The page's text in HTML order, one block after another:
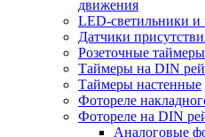
движения
LED-светильники
Датчики
Розеточные таймеры
Таймеры на DIN
Таймеры настенные
Фотореле
Фотореле на DIN
Аналоговые